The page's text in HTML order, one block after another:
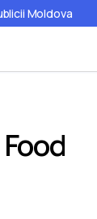
Moldova